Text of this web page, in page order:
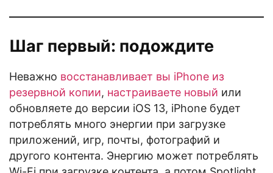
Шаг первый: подождите
Неважно восстанавливает вы iPhone из
резервной копии, настраиваете новый или
обновляете до версии iOS 13, iPhone будет
потреблять много энергии при загрузке
приложений, игр, почты, фотографий и
другого контента. Энергию может потреблять